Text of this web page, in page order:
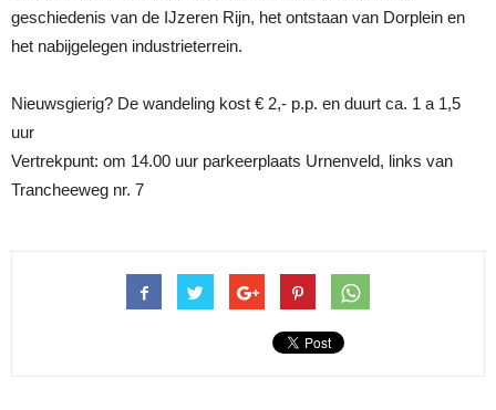
geschiedenis van de IJzeren Rijn, het ontstaan van Dorplein en
het nabijgelegen industrieterrein.
Nieuwsgierig? De wandeling kost € 2,- p.p. en duurt ca. 1 a 1,5
uur
Vertrekpunt: om 14.00 uur parkeerplaats Urnenveld, links van
Trancheeweg nr. 7